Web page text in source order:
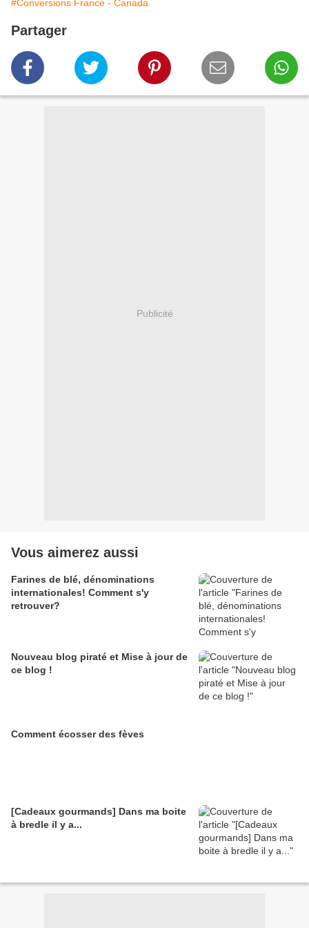
#Conversions France - Canada
Partager
Publicité
Vous aimerez aussi
Farines de blé, dénominations
internationales! Comment s'y
retrouver?
Nouveau blog piraté et Mise à jour de
ce blog !
Comment écosser des fèves
[Cadeaux gourmands] Dans ma boite
à bredle il y a...